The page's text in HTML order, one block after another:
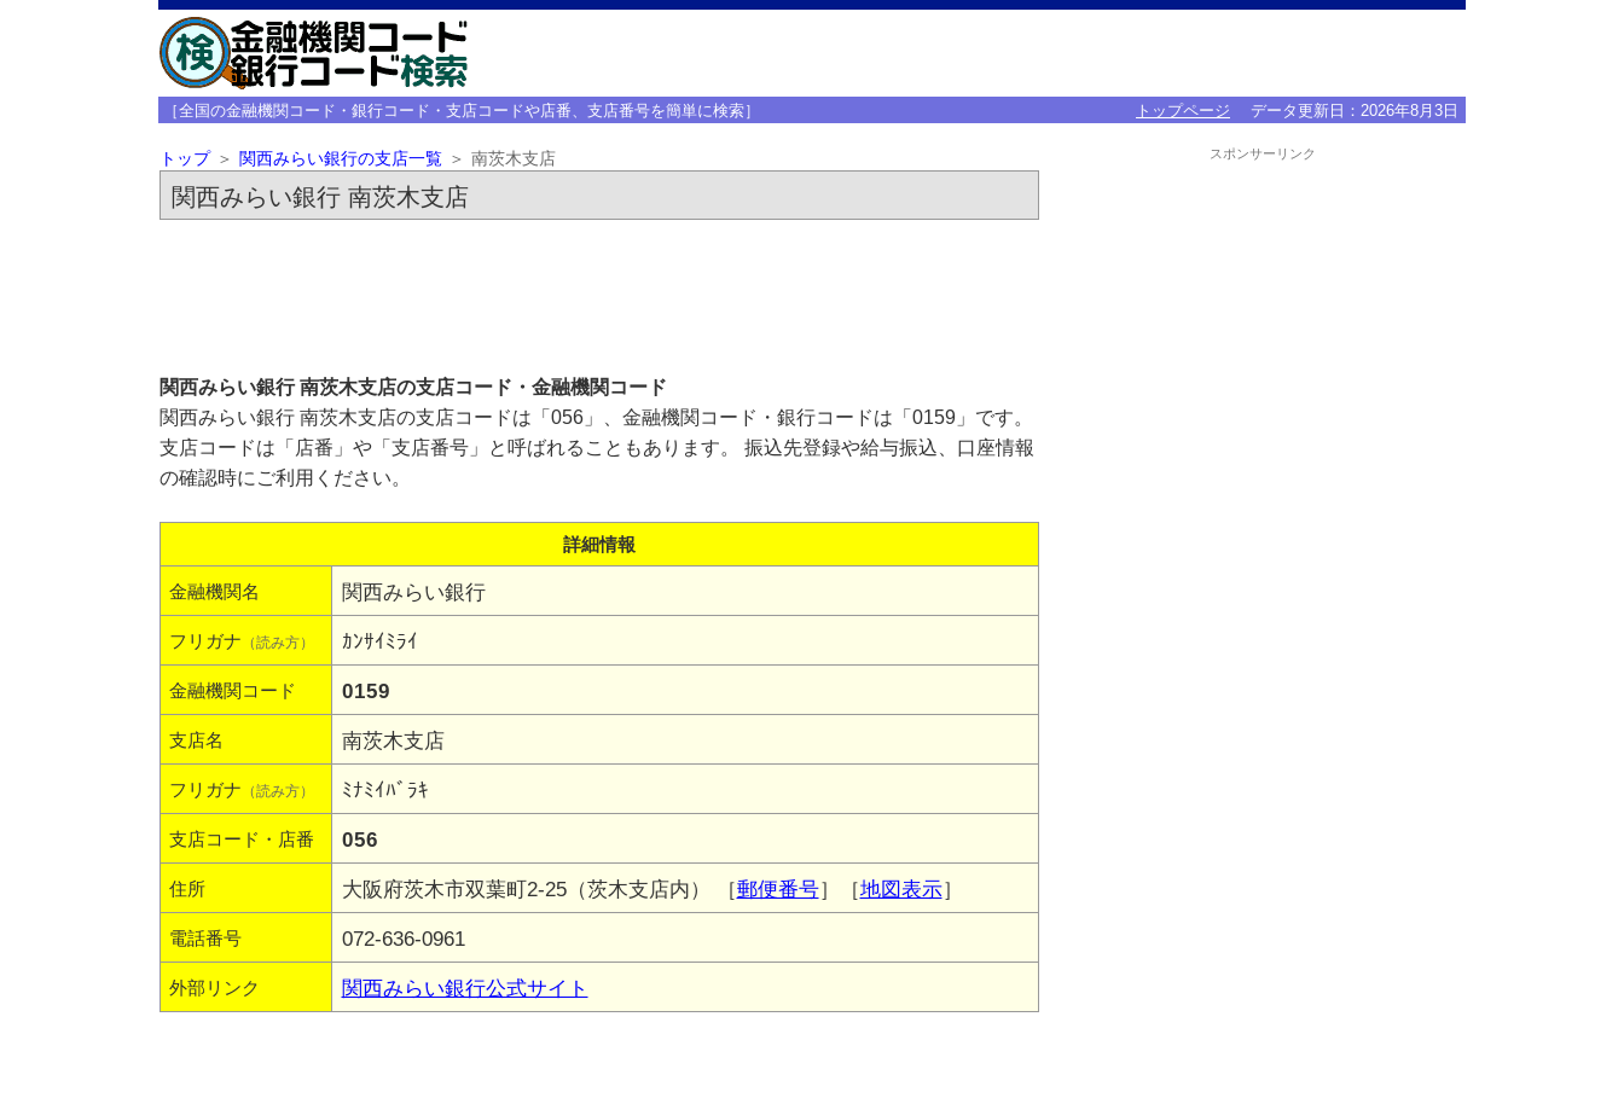
［全国の金融機関コード・銀行コード・支店コードや店番、支店番号を簡単に検索］ トップページ データ更新日： 2026年8月3日
トップ 関西みらい銀行の支店一覧 南茨木支店
関西みらい銀行 南茨木支店
関西みらい銀行 南茨木支店の支店コード・金融機関コード
関西みらい銀行 南茨木支店の支店コードは「056」、金融機関コード・銀行コードは「0159」です。
支店コードは「店番」や「支店番号」と呼ばれることもあります。 振込先登録や給与振込、口座情報
の確認時にご利用ください。
詳細情報
金融機関名 関西みらい銀行
フリガナ （読み方） ｶﾝｻｲﾐﾗｲ
金融機関コード 0159
支店名 南茨木支店
フリガナ （読み方） ﾐﾅﾐｲﾊﾞﾗｷ
支店コード・店番 056
住所 大阪府茨木市双葉町2-25（茨木支店内） ［郵便番号］［地図表示］
電話番号 072-636-0961
外部リンク 関西みらい銀行公式サイト
スポンサーリンク